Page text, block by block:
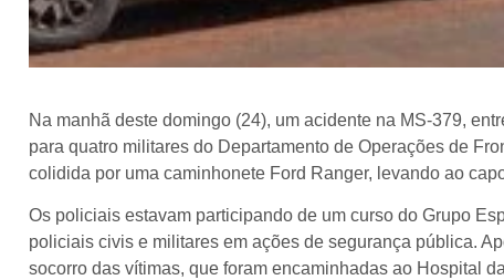
Na manhã deste domingo (24), um acidente na MS-379,
para quatro militares do Departamento de Operações de
colidida por uma caminhonete Ford Ranger, levando ao
Os policiais estavam participando de um curso do Grupo
policiais civis e militares em ações de segurança pública.
socorro das vítimas, que foram encaminhadas ao Hospital